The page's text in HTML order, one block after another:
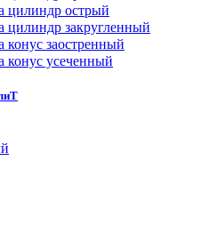
цилиндр острый
цилиндр закругленный
конус заостренный
конус усеченный